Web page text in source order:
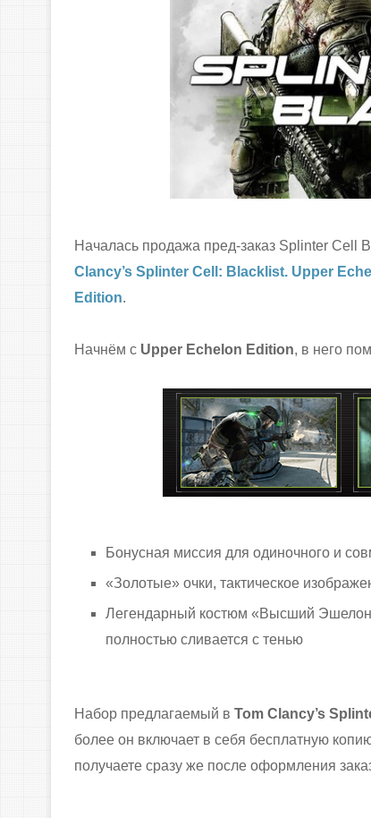
Началась продажа пред-заказ Splinter Cell
Clancy’s Splinter Cell: Blacklist. Upper
Edition.
Начнём с Upper Echelon Edition, в него
Бонусная миссия для одиночного и
«Золотые» очки, тактическое
Легендарный костюм «Высший
полностью сливается с тенью
Набор предлагаемый в Tom Clancy’s
более он включает в себя бесплатную
получаете сразу же после оформления